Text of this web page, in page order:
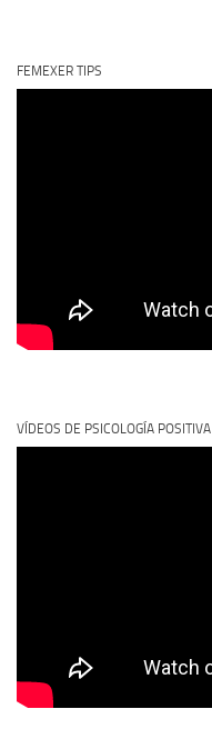
FEMEXER TIPS
VÍDEOS DE PSICOLOGÍA POSITIVA